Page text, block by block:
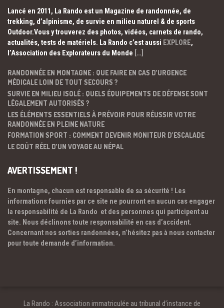
Lancé en 2011, La Rando est un Magazine de randonnée, de
trekking, d’alpinisme, de survie en milieu naturel & de sports
Outdoor.Vous y trouverez des photos, vidéos, carnets de rando,
actualités, tests de matériels. La Rando c’est aussi EXPLORE,
l’Association des Explorateurs du Monde […]
RANDONNÉE EN MONTAGNE : QUE FAIRE EN CAS D’URGENCE
MÉDICALE LOIN DE TOUT SECOURS ?
SURVIE EN MILIEU ISOLÉ : QUELS ÉQUIPEMENTS DE DÉFENSE SONT
LÉGALEMENT AUTORISÉS ?
LES ÉLÉMENTS ESSENTIELS À PRÉVOIR POUR RÉUSSIR VOTRE
RANDONNÉE EN PLEINE NATURE
FORMATION SPORT : COMMENT DEVENIR MONITEUR D’ESCALADE
LE COÛT RÉEL D’UN VOYAGE AU NÉPAL
AVERTISSEMENT !
En montagne, chacun est responsable de sa sécurité ! Les
informations fournies par ce site ne pourront en aucun cas engager
la responsabilité de La Rando et des personnes qui participent au
site. Nous déclinons toute responsabilité en cas d’accident.
Concernant nos sorties randonnées, n’hésitez pas à nous contacter
pour toute demande d’information.
La Rando : Association immatriculée au tribunal d’instance de